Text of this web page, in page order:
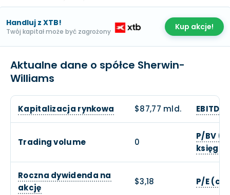
Handluj z XTB!
Twój kapitał może być zagrożony Kup akcje!
Aktualne dane o spółce Sherwin-
Williams
Kapitalizacja rynkowa $87,77 mld. EBITDA
Trading volume 0
P/BV
Roczna dywidenda na
akcję
$3,18 P/E